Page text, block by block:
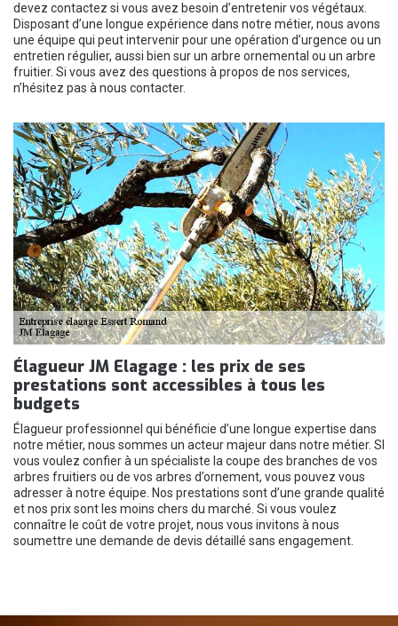
devez contactez si vous avez besoin d’entretenir vos végétaux.
Disposant d’une longue expérience dans notre métier, nous avons
une équipe qui peut intervenir pour une opération d’urgence ou un
entretien régulier, aussi bien sur un arbre ornemental ou un arbre
fruitier. Si vous avez des questions à propos de nos services,
n’hésitez pas à nous contacter.
Élagueur JM Elagage : les prix de ses
prestations sont accessibles à tous les
budgets
Élagueur professionnel qui bénéficie d’une longue expertise dans
notre métier, nous sommes un acteur majeur dans notre métier. SI
vous voulez confier à un spécialiste la coupe des branches de vos
arbres fruitiers ou de vos arbres d’ornement, vous pouvez vous
adresser à notre équipe. Nos prestations sont d’une grande qualité
et nos prix sont les moins chers du marché. Si vous voulez
connaître le coût de votre projet, nous vous invitons à nous
soumettre une demande de devis détaillé sans engagement.